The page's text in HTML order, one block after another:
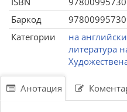
Баркод
Категории
на
литература
Анотация